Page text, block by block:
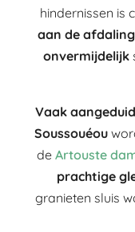
hindernissen is
aan de
onvermijdelijk
Vaak
Soussouéou
de Artouste
prachtige
granieten sluis